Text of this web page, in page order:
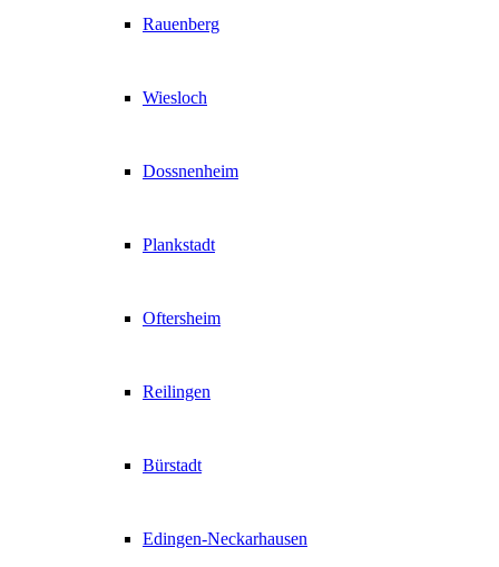
Rauenberg
Wiesloch
Dossnenheim
Plankstadt
Oftersheim
Reilingen
Bürstadt
Edingen-Neckarhausen